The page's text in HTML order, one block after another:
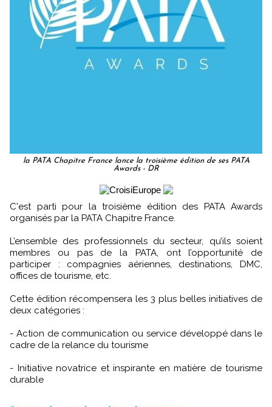
la PATA Chapitre France lance la troisième édition de ses PATA
Awards - DR
C'est parti pour la troisième édition des PATA Awards
organisés par la PATA Chapitre France.
L’ensemble des professionnels du secteur, qu’ils soient
membres ou pas de la PATA, ont l’opportunité de
participer : compagnies aériennes, destinations, DMC,
offices de tourisme, etc.
Cette édition récompensera les 3 plus belles initiatives de
deux catégories :
- Action de communication ou service développé dans le
cadre de la relance du tourisme
- Initiative novatrice et inspirante en matière de tourisme
durable